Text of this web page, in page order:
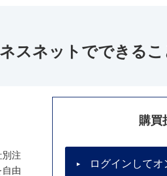
スネットでできるこ
注
由
購買
ログインして